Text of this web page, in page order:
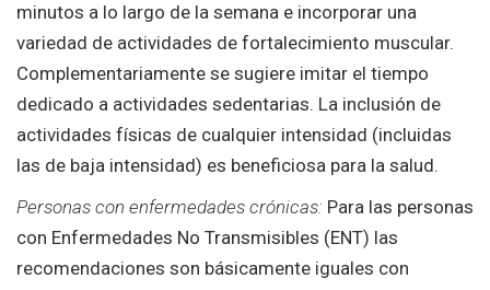
minutos a lo largo de la semana e incorporar una
variedad de actividades de fortalecimiento muscular.
Complementariamente se sugiere imitar el tiempo
dedicado a actividades sedentarias. La inclusión de
actividades físicas de cualquier intensidad (incluidas
las de baja intensidad) es beneficiosa para la salud.
Personas con enfermedades crónicas: Para las personas
con Enfermedades No Transmisibles (ENT) las
recomendaciones son básicamente iguales con